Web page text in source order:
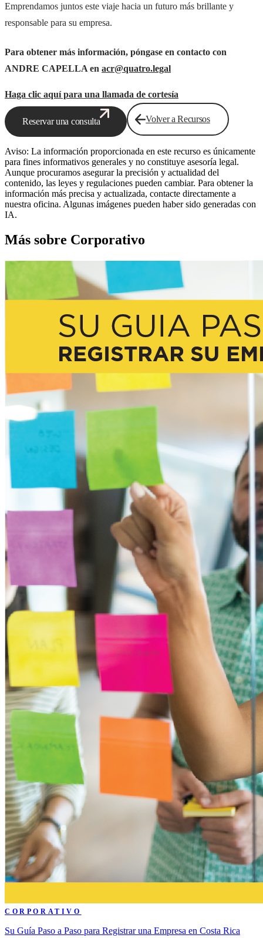
Emprendamos juntos este viaje hacia un futuro más brillante y
responsable para su empresa.
Para obtener más información, póngase en contacto con
ANDRE CAPELLA en acr@quatro.legal
Haga clic aquí para una llamada de cortesía
Reservar una consulta Volver a Recursos
Aviso: La información proporcionada en este recurso es únicamente
para fines informativos generales y no constituye asesoría legal.
Aunque procuramos asegurar la precisión y actualidad del
contenido, las leyes y regulaciones pueden cambiar. Para obtener la
información más precisa y actualizada, contacte directamente a
nuestra oficina. Algunas imágenes pueden haber sido generadas con
IA.
Más sobre Corporativo
CORPORATIVO
Su Guía Paso a Paso para Registrar una Empresa en Costa Rica